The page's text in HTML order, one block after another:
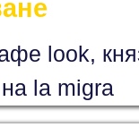
look,
la migra